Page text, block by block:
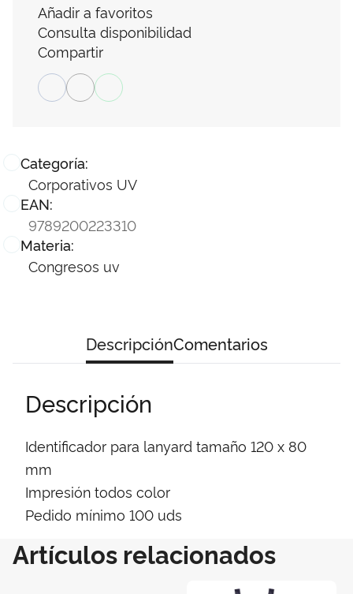
Categoría:
Corporativos UV
EAN:
9789200223310
Materia:
Congresos uv
Añadir a favoritos
Consulta disponibilidad
Compartir
DescripciónComentarios
Descripción
Identificador para lanyard tamaño 120 x 80
mm
Impresión todos color
Pedido mínimo 100 uds
Artículos relacionados